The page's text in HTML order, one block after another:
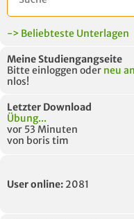
-> Beliebteste Unterlagen
Meine Studiengangseite
Bitte einloggen oder neu
nlos!
Letzter Download
Übung...
vor 53 Minuten
von boris tim
User online: 2081